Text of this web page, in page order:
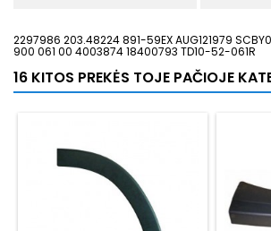
2297986 203.48224 891-59EX AUG121979
900 061 00 4003874 18400793 TD10-52-061R
16 KITOS PREKĖS TOJE PAČIOJE